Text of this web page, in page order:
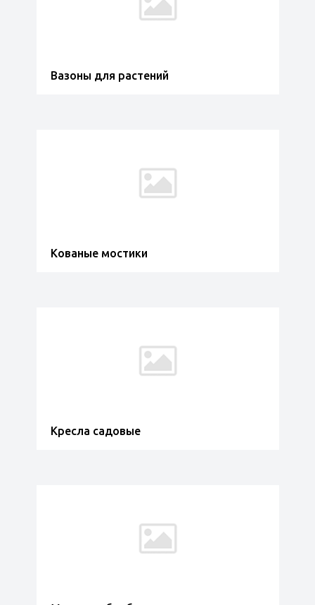
Вазоны для растений
Кованые мостики
Кресла садовые